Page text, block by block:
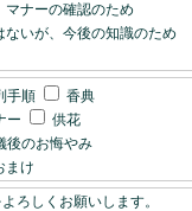
マナーの確認のため
ないが、今後の知識のため
手順
香典
ー
供花
後のお悔やみ
まけ
ろしくお願いします。